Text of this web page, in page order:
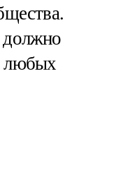
должно
любых